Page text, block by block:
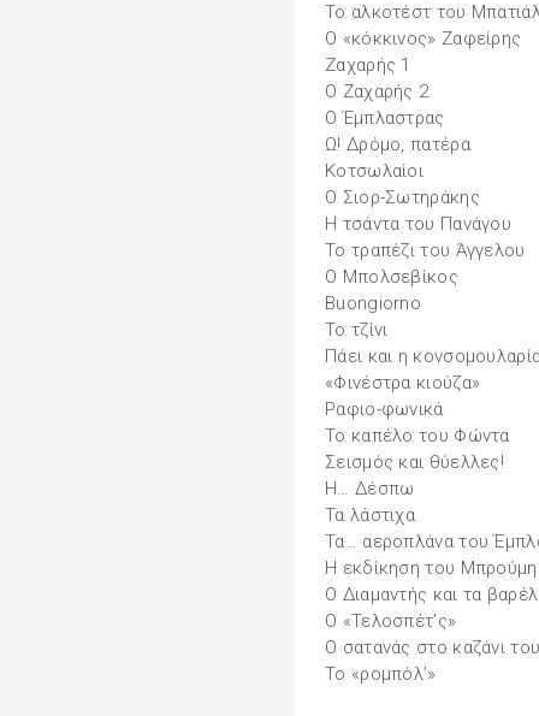
To αλκοτέστ του
Ο «κόκκινος» Ζαφείρης
Ζαχαρής 1
Ο Ζαχαρής 2
Ο Έμπλαστρας
Ω! Δρόμο, πατέρα
Κοτσωλαίοι
Ο Σιορ-Σωτηράκης
Η τσάντα του Πανάγου
Το τραπέζι του Άγγελου
Ο Μπολσεβίκος
Βuongiorno
Το τζίνι
Πάει και η
«Φινέστρα κιούζα»
Ραφιο-φωνικά
Το καπέλο του Φώντα
Σεισμός και θύελλες!
Η… Δέσπω
Τα λάστιχα
Τα… αεροπλάνα του
Η εκδίκηση του Μπρούμη
Ο Διαμαντής και τα
Ο «Τελοσπέτ’ς»
Ο σατανάς στο καζάνι
Το «ρομπόλ’»